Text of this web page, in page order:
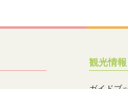
観光情報